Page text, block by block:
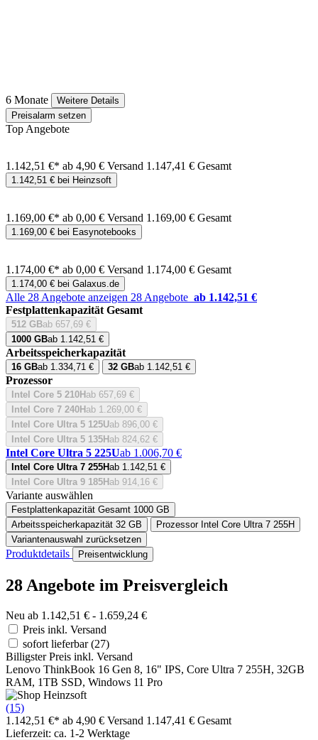
6 Monate
Weitere Details
Preisalarm setzen
Top Angebote
1.142,51 €* ab 4,90 € Versand 1.147,41 € Gesamt
1.142,51 € bei Heinzsoft
1.169,00 €* ab 0,00 € Versand 1.169,00 € Gesamt
1.169,00 € bei Easynotebooks
1.174,00 €* ab 0,00 € Versand 1.174,00 € Gesamt
1.174,00 € bei Galaxus.de
Alle 28 Angebote anzeigen 28 Angebote ab 1.142,51 €
Festplattenkapazität Gesamt
512 GBab 657,69 €
1000 GBab 1.142,51 €
Arbeitsspeicherkapazität
16 GBab 1.334,71 € 32 GBab 1.142,51 €
Prozessor
Intel Core 5 210Hab 657,69 €
Intel Core 7 240Hab 1.269,00 €
Intel Core Ultra 5 125Uab 896,00 €
Intel Core Ultra 5 135Hab 824,62 €
Intel Core Ultra 5 225Uab 1.006,70 €
Intel Core Ultra 7 255Hab 1.142,51 €
Intel Core Ultra 9 185Hab 914,16 €
Variante auswählen
Festplattenkapazität Gesamt 1000 GB
Arbeitsspeicherkapazität 32 GB Prozessor Intel Core Ultra 7 255H
Variantenauswahl zurücksetzen
Produktdetails Preisentwicklung
28 Angebote im Preisvergleich
Neu ab 1.142,51 € - 1.659,24 €
Preis inkl. Versand
sofort lieferbar(27)
Billigster Preis inkl. Versand
Lenovo ThinkBook 16 Gen 8, 16" IPS, Core Ultra 7 255H, 32GB
RAM, 1TB SSD, Windows 11 Pro
(15)
1.142,51 €* ab 4,90 € Versand 1.147,41 € Gesamt
Lieferzeit: ca. 1-2 Werktage